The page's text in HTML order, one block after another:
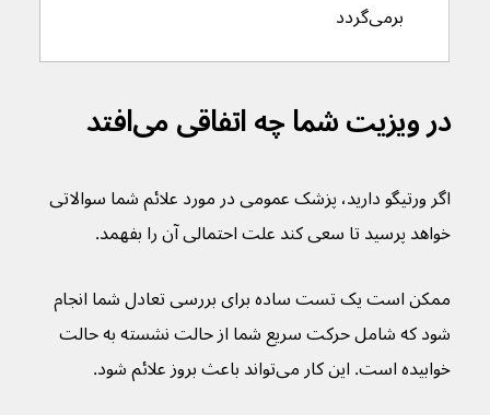
برمی‌گردد
در ویزیت شما چه اتفاقی می‌افتد
اگر ورتیگو دارید، پزشک عمومی در مورد علائم شما سوالاتی
خواهد پرسید تا سعی کند علت احتمالی آن را بفهمد.
ممکن است یک تست ساده برای بررسی تعادل شما انجام
شود که شامل حرکت سریع شما از حالت نشسته به حالت
خوابیده است. این کار می‌تواند باعث بروز علائم شود.